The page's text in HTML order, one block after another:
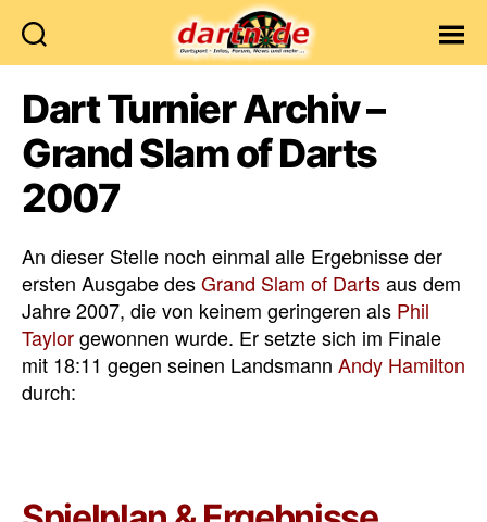
Dart Turnier Archiv –
Grand Slam of Darts
2007
An dieser Stelle noch einmal alle Ergebnisse der
ersten Ausgabe desGrand Slam of Dartsaus dem
Jahre 2007, die von keinem geringeren als Phil
Taylorgewonnen wurde. Er setzte sich im Finale
mit 18:11 gegen seinen Landsmann Andy Hamilton
durch: